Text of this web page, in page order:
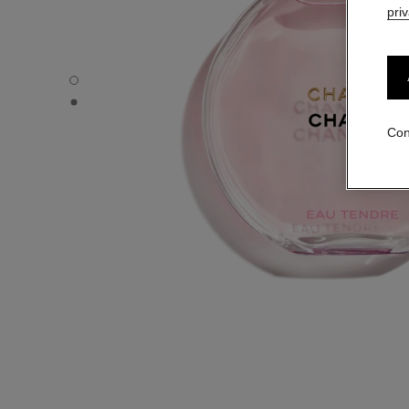
CHANCE EAU TENDRE - Vista por defecto
CHANCE EAU TENDRE - Vista alternativa 1